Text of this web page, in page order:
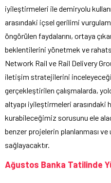
iyileştirmeleri ile demiryolu
arasındaki içsel gerilimi
öngörülen faydalarını, ortaya
beklentilerini yönetmek ve
Network Rail ve Rail Delivery
iletişim stratejilerini
gerçekleştirilen çalışmalarda,
altyapı iyileştirmeleri arasındaki
kurabileceğimiz sorusunu ele
benzer projelerin planlanması
sağlayacaktır.
Ağustos Banka Tatilinde